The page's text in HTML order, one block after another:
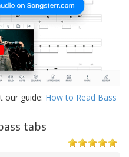
our guide: How to Read Bass
tabs